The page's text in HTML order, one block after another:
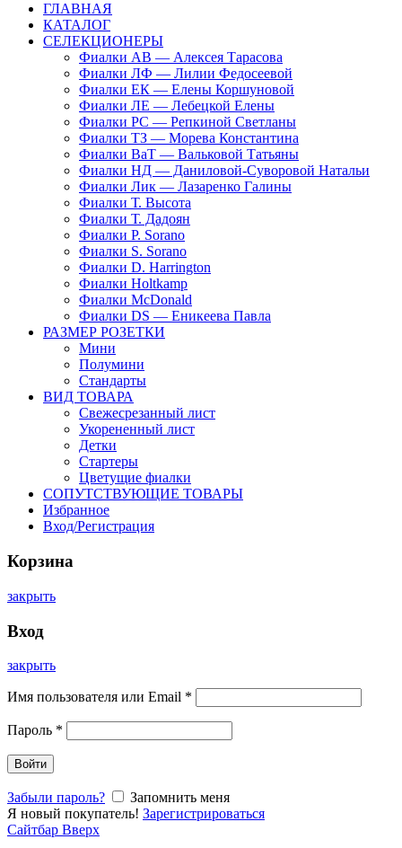
ГЛАВНАЯ
КАТАЛОГ
СЕЛЕКЦИОНЕРЫ
Фиалки АВ — Алексея Тарасова
Фиалки ЛФ — Лилии Федосеевой
Фиалки ЕК — Елены Коршуновой
Фиалки ЛЕ — Лебецкой Елены
Фиалки РС — Репкиной Светланы
Фиалки ТЗ — Морева Константина
Фиалки ВаТ — Вальковой Татьяны
Фиалки НД — Даниловой-Суворовой Натальи
Фиалки Лик — Лазаренко Галины
Фиалки Т. Высота
Фиалки Т. Дадоян
Фиалки P. Sorano
Фиалки S. Sorano
Фиалки D. Harrington
Фиалки Holtkamp
Фиалки McDonald
Фиалки DS — Еникеева Павла
РАЗМЕР РОЗЕТКИ
Мини
Полумини
Стандарты
ВИД ТОВАРА
Свежесрезанный лист
Укорененный лист
Детки
Стартеры
Цветущие фиалки
СОПУТСТВУЮЩИЕ ТОВАРЫ
Избранное
Вход/Регистрация
Корзина
закрыть
Вход
закрыть
Имя пользователя или Email *
Пароль *
Войти
Забыли пароль?
Запомнить меня
Я новый покупатель! Зарегистрироваться
Сайтбар Вверх